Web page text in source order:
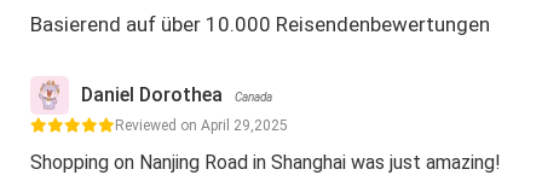
Basierend auf über 10.000 Reisendenbewertungen
Daniel Dorothea Canada
Reviewed on April 29,2025
Shopping on Nanjing Road in Shanghai was just amazing!